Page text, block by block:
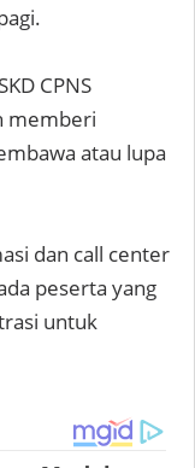
CPNS
memberi
atau lupa
dan call center
peserta yang
untuk